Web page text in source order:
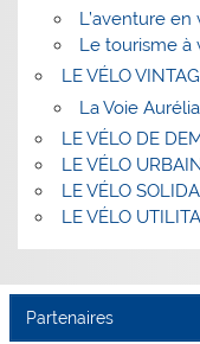
L’aventure en
Le tourisme à
LE VÉLO
La Voie Aurélia
LE VÉLO DE
LE VÉLO URBAIN
LE VÉLO
LE VÉLO
Partenaires